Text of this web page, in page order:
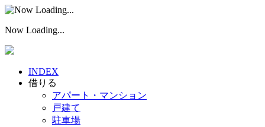
Now Loading...
INDEX
借りる
アパート・マンション
戸建て
駐車場